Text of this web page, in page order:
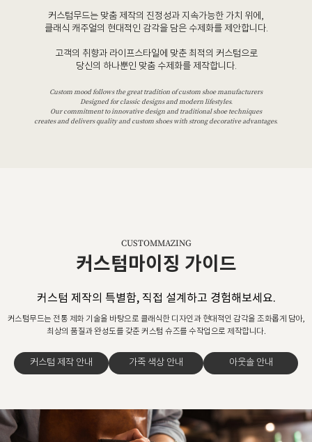
커스텀무드는 맞춤 제작의 진정성과 지속가능한 가치 위에,
클래식 캐주얼의 현대적인 감각을 담은 수제화를 제안합니다.
고객의 취향과 라이프스타일에 맞춘 최적의 커스텀으로
당신의 하나뿐인 맞춤 수제화를 제작합니다.
Custom mood follows the great tradition of custom shoe manufacturers
Designed for classic designs and modern lifestyles.
Our commitment to innovative design and traditional shoe techniques
creates and delivers quality and custom shoes with strong decorative advantages.
CUSTOMMAZING
커스텀마이징 가이드
커스텀 제작의 특별함, 직접 설계하고 경험해보세요.
커스텀무드는 전통 제화 기술을 바탕으로 클래식한 디자인과 현대적인 감각을 조화롭게 담아,
최상의 품질과 완성도를 갖춘 커스텀 슈즈를 수작업으로 제작합니다.
커스텀 제작 안내 가죽 색상 안내 아웃솔 안내